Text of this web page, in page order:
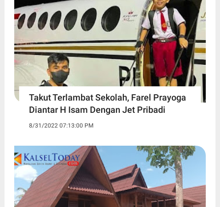
Takut Terlambat Sekolah, Farel Prayoga
Diantar H Isam Dengan Jet Pribadi
8/31/2022 07:13:00 PM